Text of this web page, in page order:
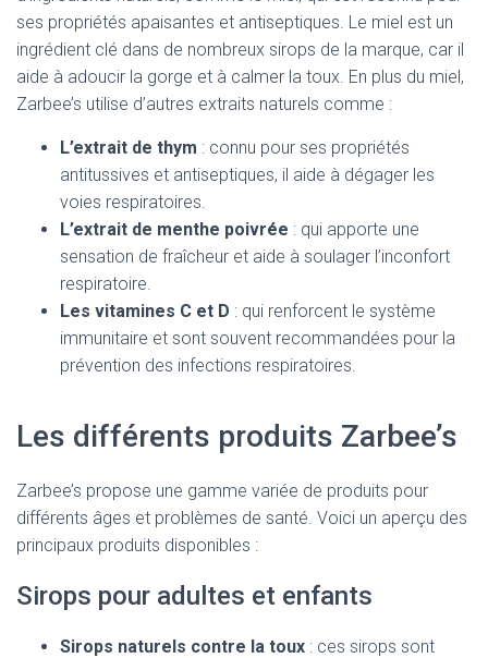
ses propriétés apaisantes et antiseptiques. Le miel est un
ingrédient clé dans de nombreux sirops de la marque, car il
aide à adoucir la gorge et à calmer la toux. En plus du miel,
Zarbee’s utilise d’autres extraits naturels comme :
L’extrait de thym : connu pour ses propriétés
antitussives et antiseptiques, il aide à dégager les
voies respiratoires.
L’extrait de menthe poivrée : qui apporte une
sensation de fraîcheur et aide à soulager l’inconfort
respiratoire.
Les vitamines C et D : qui renforcent le système
immunitaire et sont souvent recommandées pour la
prévention des infections respiratoires.
Les différents produits Zarbee’s
Zarbee’s propose une gamme variée de produits pour
différents âges et problèmes de santé. Voici un aperçu des
principaux produits disponibles :
Sirops pour adultes et enfants
Sirops naturels contre la toux : ces sirops sont